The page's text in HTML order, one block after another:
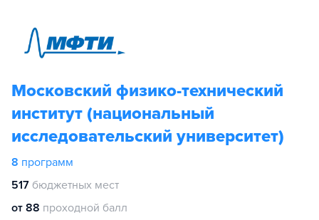
Московский физико-технический
институт (национальный
исследовательский университет)
8 программ
517 бюджетных мест
от 88 проходной балл